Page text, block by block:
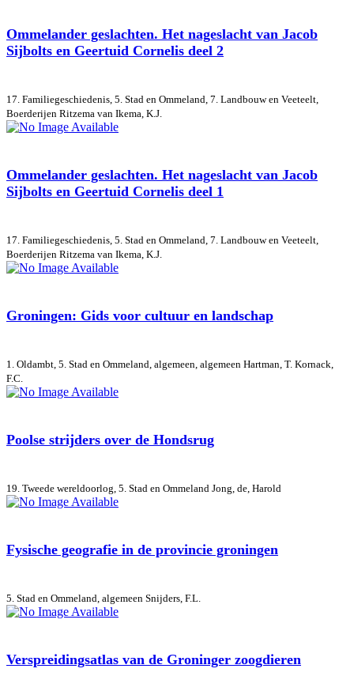
Ommelander geslachten. Het nageslacht van Jacob
Sijbolts en Geertuid Cornelis deel 2
17. Familiegeschiedenis, 5. Stad en Ommeland, 7. Landbouw en Veeteelt,
Boerderijen Ritzema van Ikema, K.J.
Ommelander geslachten. Het nageslacht van Jacob
Sijbolts en Geertuid Cornelis deel 1
17. Familiegeschiedenis, 5. Stad en Ommeland, 7. Landbouw en Veeteelt,
Boerderijen Ritzema van Ikema, K.J.
Groningen: Gids voor cultuur en landschap
1. Oldambt, 5. Stad en Ommeland, algemeen, algemeen Hartman, T. Kornack,
F.C.
Poolse strijders over de Hondsrug
19. Tweede wereldoorlog, 5. Stad en Ommeland Jong, de, Harold
Fysische geografie in de provincie groningen
5. Stad en Ommeland, algemeen Snijders, F.L.
Verspreidingsatlas van de Groninger zoogdieren